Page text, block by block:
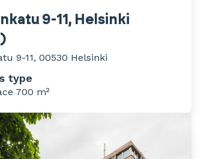
9-11, Helsinki
9-11, 00530 Helsinki
type
700 m²